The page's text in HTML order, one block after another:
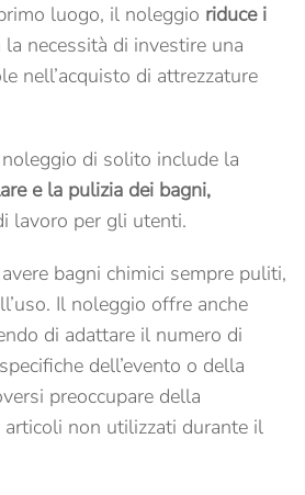
luogo, il noleggio riduce i
la necessità di investire una
nell’acquisto di attrezzature
di solito include la
e la pulizia dei bagni,
lavoro per gli utenti.
bagni chimici sempre puliti,
Il noleggio offre anche
di adattare il numero di
dell’evento o della
preoccupare della
articoli non utilizzati durante il